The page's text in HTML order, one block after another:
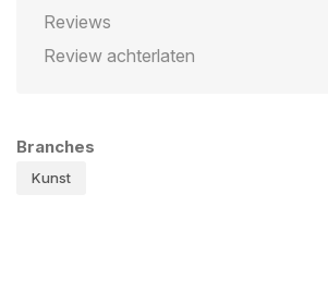
Reviews
Review achterlaten
Branches
Kunst